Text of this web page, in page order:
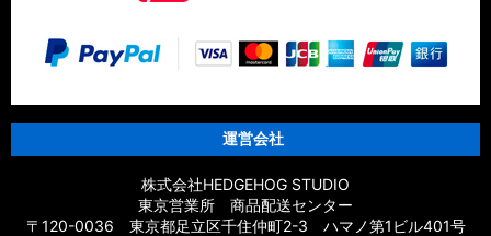
運営会社
株式会社HEDGEHOG STUDIO
東京営業所 商品配送センター
〒120-0036 東京都足立区千住仲町2-3 ハマノ第1ビル401号